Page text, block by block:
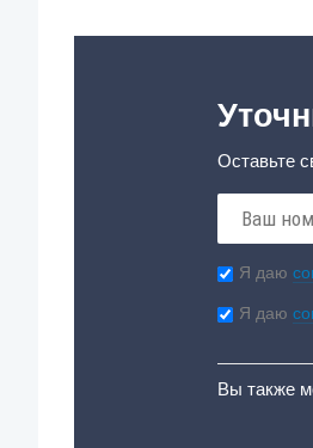
Оставьте
Я даю
Я даю
Вы также